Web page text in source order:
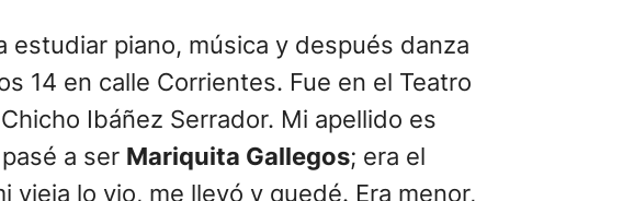
estudiar piano, música y después danza
14 en calle Corrientes. Fue en el Teatro
Ibáñez Serrador. Mi apellido es
a ser Mariquita Gallegos; era el
lo vio, me llevó y quedé. Era menor,